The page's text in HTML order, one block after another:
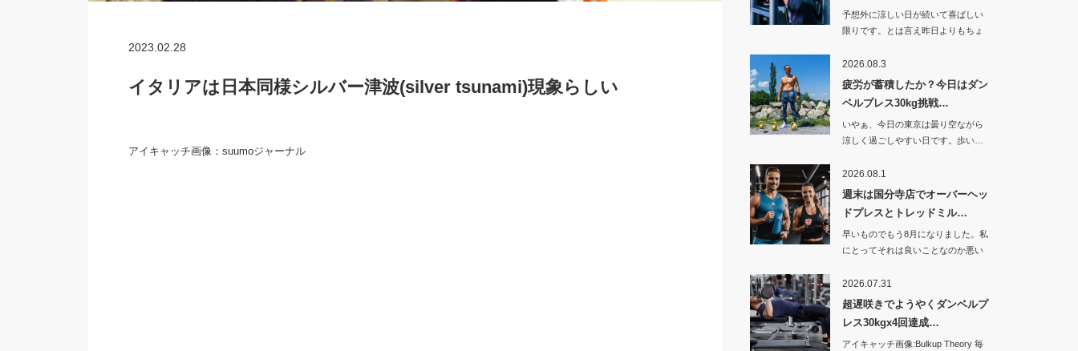
2023.02.28
イタリアは日本同様シルバー津波(silver tsunami)現象らしい
アイキャッチ画像：suumoジャーナル
予想外に涼しい日が続いて喜ばしい
限りです。とは言え昨日よりもちょ
2026.08.3
疲労が蓄積したか？今日はダン
ベルプレス30kg挑戦…
いやぁ、今日の東京は曇り空ながら
涼しく過ごしやすい日です。歩い…
2026.08.1
週末は国分寺店でオーバーヘッ
ドプレスとトレッドミル…
早いものでもう8月になりました。私
にとってそれは良いことなのか悪い
2026.07.31
超遅咲きでようやくダンベルプ
レス30kgx4回達成…
アイキャッチ画像:Bulkup Theory 毎